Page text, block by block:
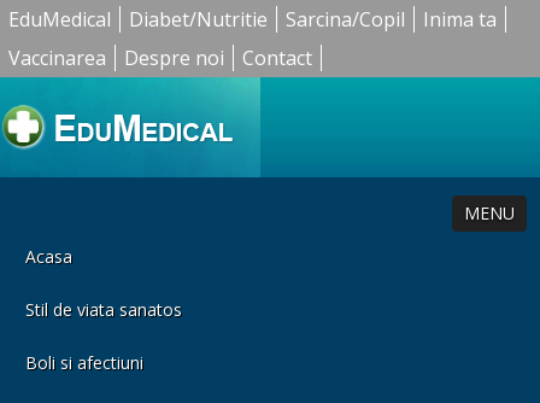
EduMedical Diabet/Nutritie Sarcina/Copil
Inima ta
Vaccinarea
Despre noi Contact
MENU
Acasa
Stil de viata sanatos
Boli si afectiuni